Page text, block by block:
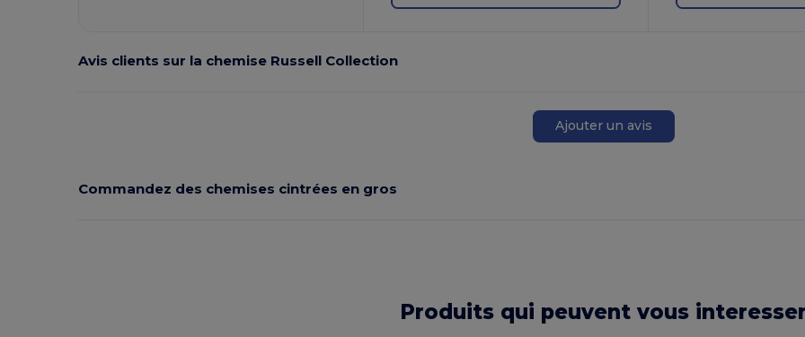
Avis clients sur la chemise Russell Collection
Ajouter un avis
Commandez des chemises cintrées en gros
Produits qui peuvent vous